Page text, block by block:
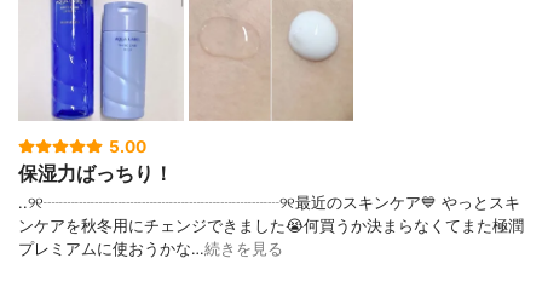
5.00
保湿力ばっちり！
..୨୧┈┈┈┈┈┈┈┈┈┈┈┈┈┈┈୨୧最近のスキンケア💙 やっとスキ
ンケアを秋冬用にチェンジできました😭何買うか決まらなくてまた極潤
プレミアムに使おうかな…続きを見る